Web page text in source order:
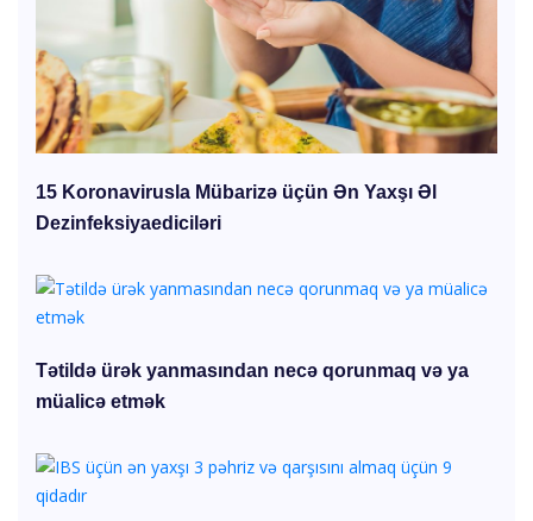
15 Koronavirusla Mübarizə üçün Ən Yaxşı Əl
Dezinfeksiyaediciləri
Tətildə ürək yanmasından necə qorunmaq və ya
müalicə etmək